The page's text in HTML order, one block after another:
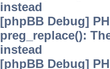
instead
[phpBB Debug]
preg_replace():
instead
[phpBB Debug]